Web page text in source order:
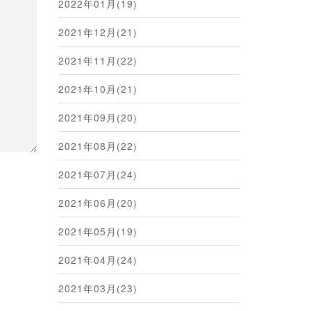
2022年01月(19)
2021年12月(21)
2021年11月(22)
2021年10月(21)
2021年09月(20)
2021年08月(22)
2021年07月(24)
2021年06月(20)
2021年05月(19)
2021年04月(24)
2021年03月(23)